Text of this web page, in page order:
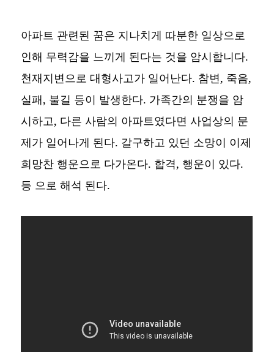
아파트 관련된 꿈은 지나치게 따분한 일상으로
인해 무력감을 느끼게 된다는 것을 암시합니다.
천재지변으로 대형사고가 일어난다. 참변, 죽음,
실패, 불길 등이 발생한다. 가족간의 분쟁을 암
시하고, 다른 사람의 아파트였다면 사업상의 문
제가 일어나게 된다. 갈구하고 있던 소망이 이제
희망찬 행운으로 다가온다. 합격, 행운이 있다.
등 으로 해석 된다.